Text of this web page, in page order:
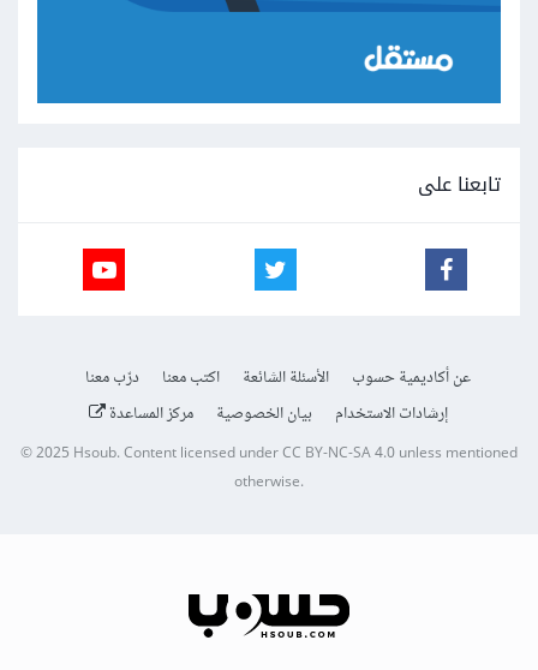
تابعنا على
عن أكاديمية حسوب الأسئلة الشائعة اكتب معنا
درّب معنا
إرشادات الاستخدام
بيان الخصوصية مركز المساعدة
© 2025Hsoub.Content licensed underCC BY-NC-SA 4.0unless mentioned
otherwise.